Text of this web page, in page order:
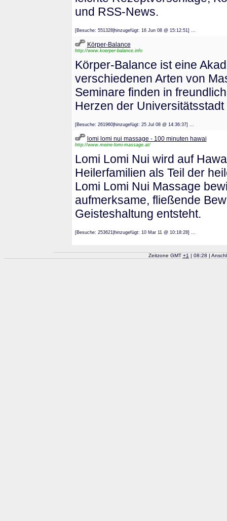
und RSS-News.
[Besuche: 551328|hinzugefügt: 16 Jun 08 @ 15:12:51] ...
Körper-Balance
http://www.koerper-balance.info
Körper-Balance ist eine
verschiedenen Arten von
Seminare finden in
Herzen der
[Besuche: 261960|hinzugefügt: 25 Jul 08 @ 14:36:37] ...
lomi lomi nui massage - 100 minuten hawai
http://www.meine-lomi-massage.at/
Lomi Lomi Nui wird auf
Heilerfamilien als Teil der
Lomi Lomi Nui Massage
aufmerksame, fließende
Geisteshaltung entsteht.
[Besuche: 253621|hinzugefügt: 10 Mar 11 @ 10:18:28] ...
Zeitzone GMT +1 | 08:28 |